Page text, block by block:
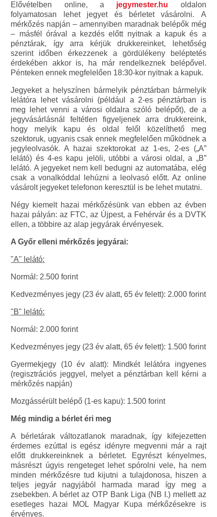
Elővételben online, a jegymester.hu oldalon
folyamatosan lehet jegyet és bérletet vásárolni. A
mérkőzés napján – amennyiben maradnak belépők még
– másfél órával a kezdés előtt nyitnak a kapuk és a
pénztárak, így arra kérjük drukkereinket, lehetőség
szerint időben érkezzenek a gördülékeny beléptetés
érdekében akkor is, ha már rendelkeznek belépővel.
Pénteken ennek megfelelően 18:30-kor nyitnak a kapuk.
Jegyeket a helyszínen bármelyik pénztárban bármelyik
lelátóra lehet vásárolni (például a 2-es pénztárban is
meg lehet venni a városi oldalra szóló belépőt), de a
jegyvásárlásnál feltétlen figyeljenek arra drukkereink,
hogy melyik kapu és oldal felől közelíthető meg
szektoruk, ugyanis csak ennek megfelelően működnek a
jegyleolvasók. A hazai szektorokat az 1-es, 2-es („A”
lelátó) és 4-es kapu jelöli, utóbbi a városi oldal, a „B”
lelátó. A jegyeket nem kell bedugni az automatába, elég
csak a vonalkóddal lehúzni a leolvasó előtt. Az online
vásárolt jegyeket telefonon keresztül is be lehet mutatni.
Négy kiemelt hazai mérkőzésünk van ebben az évben
hazai pályán: az FTC, az Újpest, a Fehérvár és a DVTK
ellen, a többire az alap jegyárak érvényesek.
A Győr elleni mérkőzés jegyárai:
"A" lelátó:
Normál: 2.500 forint
Kedvezményes jegy (23 év alatt, 65 év felett): 2.000 forint
"B" lelátó:
Normál: 2.000 forint
Kedvezményes jegy (23 év alatt, 65 év felett): 1.500 forint
Gyermekjegy (10 év alatt): Mindkét lelátóra ingyenes
(regisztrációs jeggyel, melyet a pénztárban kell kérni a
mérkőzés napján)
Mozgássérült belépő (1-es kapu): 1.500 forint
Még mindig a bérlet éri meg
A bérletárak változatlanok maradnak, így kifejezetten
érdemes ezúttal is egész idényre megvenni már a rajt
előtt drukkereinknek a bérletet. Egyrészt kényelmes,
másrészt úgyis rengeteget lehet spórolni vele, ha nem
minden mérkőzésre tud kijutni a tulajdonosa, hiszen a
teljes jegyár nagyjából harmada marad így meg a
zsebekben. A bérlet az OTP Bank Liga (NB I.) mellett az
esetleges hazai MOL Magyar Kupa mérkőzésekre is
érvényes.